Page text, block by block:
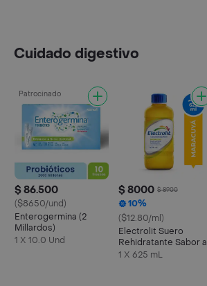
Cuidado digestivo
Patrocinado
$ 86.500
($8650/und)
Enterogermina (2
Millardos)
1 X 10.0 Und
$ 8000 $ 8900
10%
($12.80/ml)
Electrolit Suero
Rehidratante Sabor a
Maracuyá
1 X 625 mL